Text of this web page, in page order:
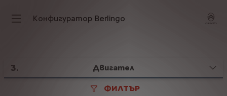
Конфигуратор Berlingo
3. Двигател
ФИЛТЪР